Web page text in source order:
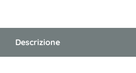
Descrizione